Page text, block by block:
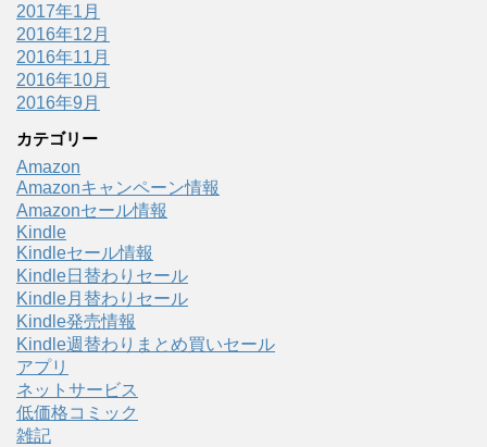
2017年1月
2016年12月
2016年11月
2016年10月
2016年9月
カテゴリー
Amazon
Amazonキャンペーン情報
Amazonセール情報
Kindle
Kindleセール情報
Kindle日替わりセール
Kindle月替わりセール
Kindle発売情報
Kindle週替わりまとめ買いセール
アプリ
ネットサービス
低価格コミック
雑記